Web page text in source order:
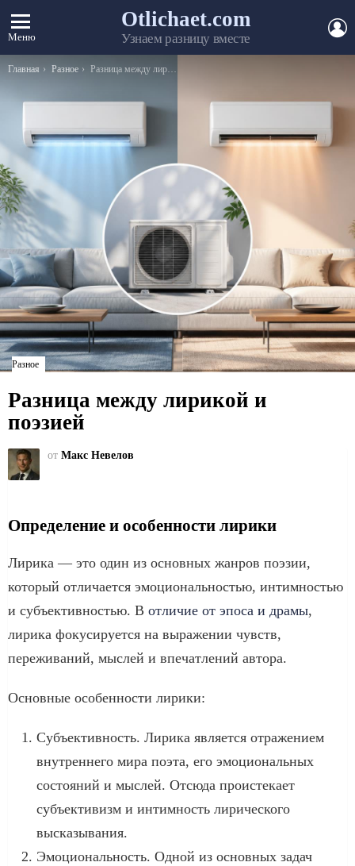
Меню
Otlichaet.com
Узнаем разницу вместе
Вы здесь:
Главная Разное Разница между лирикой и поэзией
Разное
Разница между лирикой и
поэзией
от Макс Невелов
Определение и особенности лирики
Лирика — это один из основных жанров поэзии,
который отличается эмоциональностью, интимностью
и субъективностью. В отличие от эпоса и драмы,
лирика фокусируется на выражении чувств,
переживаний, мыслей и впечатлений автора.
Основные особенности лирики:
Субъективность. Лирика является отражением
внутреннего мира поэта, его эмоциональных
состояний и мыслей. Отсюда проистекает
субъективизм и интимность лирического
высказывания.
Эмоциональность. Одной из основных задач